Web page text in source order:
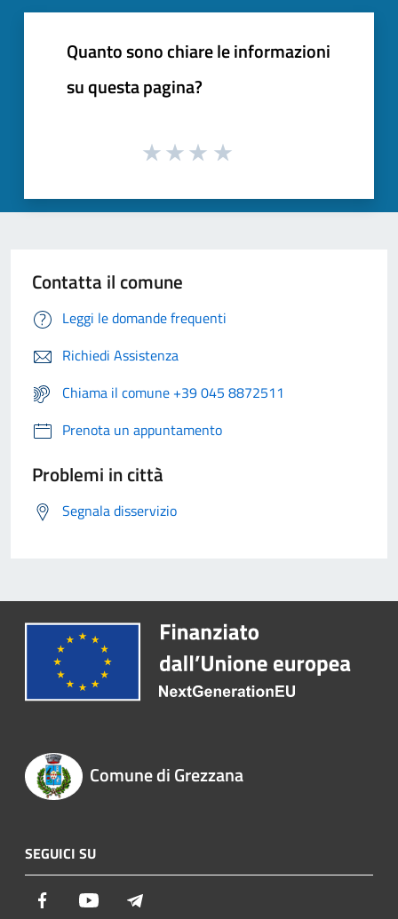
Quanto sono chiare le informazioni
su questa pagina?
Contatta il comune
Leggi le domande frequenti
Richiedi Assistenza
Chiama il comune +39 045 8872511
Prenota un appuntamento
Problemi in città
Segnala disservizio
Comune di Grezzana
SEGUICI SU
Facebook Youtube